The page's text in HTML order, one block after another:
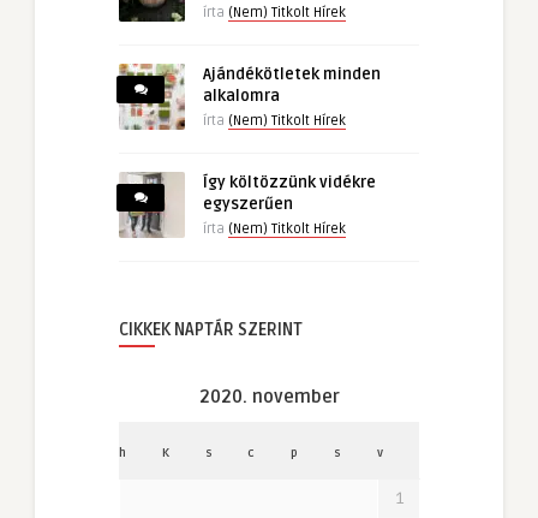
írta (Nem) Titkolt Hírek
Ajándékötletek minden
alkalomra
írta (Nem) Titkolt Hírek
Így költözzünk vidékre
egyszerűen
írta (Nem) Titkolt Hírek
CIKKEK NAPTÁR SZERINT
2020. november
h K s c p s v
1